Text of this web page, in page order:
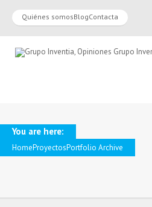
Quiénes somosBlogContacta
You are here:
HomeProyectosPortfolio Archive